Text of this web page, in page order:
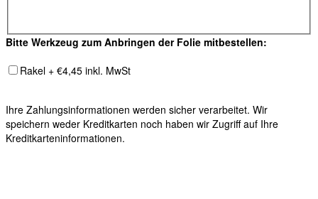
Bitte Werkzeug zum Anbringen der Folie mitbestellen:
Rakel + €4,45 inkl. MwSt
Ihre Zahlungsinformationen werden sicher verarbeitet. Wir
speichern weder Kreditkarten noch haben wir Zugriff auf Ihre
Kreditkarteninformationen.